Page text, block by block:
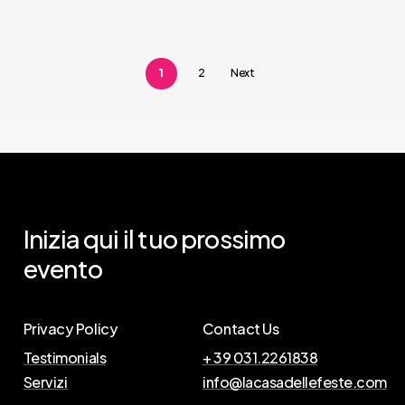
pagina
del
prodotto
pagina
del
1 2 Next
Iniziaqui iltuoprossimo
evento
Privacy Policy
Testimonials
Servizi
Contact Us
+ 39 031.2261838
info@lacasadellefeste.com